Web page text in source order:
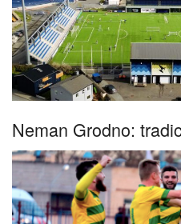
Neman Grodno: